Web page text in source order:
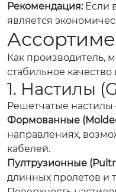
Рекомендация:Если
является
Как производитель,
стабильное
1. Настилы
Решетчатые
Формованные
направлениях,
кабелей.
Пултрузионные
длинных пролетов и